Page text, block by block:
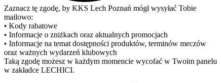
Zaznacz tę zgodę, by KKS Lech Poznań mógł wysyłać Tobie
mailowo:
• Kody rabatowe
• Informacje o zniżkach oraz aktualnych promocjach
• Informacje na temat dostępności produktów, terminów meczów
oraz ważnych wydarzeń klubowych
Taką zgodę możesz w każdym momencie wycofać w Twoim panelu
w zakładce LECHICI.